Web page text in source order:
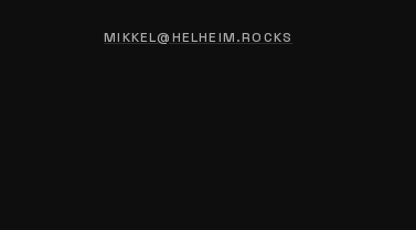
MIKKEL@HELHEIM.ROCKS